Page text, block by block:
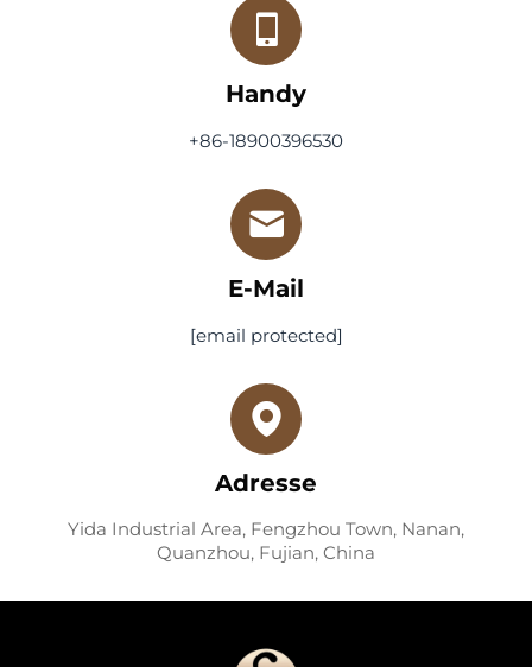
Handy
+86-18900396530
E-Mail
[email protected]
Adresse
Yida Industrial Area, Fengzhou Town, Nanan,
Quanzhou, Fujian, China